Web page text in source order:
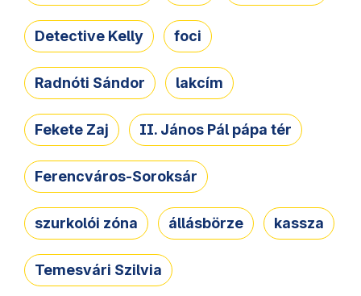
Detective Kelly foci
Radnóti Sándor lakcím
Fekete Zaj II. János Pál pápa tér
Ferencváros-Soroksár
szurkolói zóna állásbörze kassza
Temesvári Szilvia